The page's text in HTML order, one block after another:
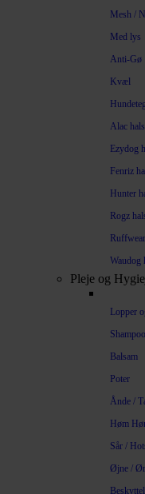
Mesh /
Med lys
Anti-Gø
Kvæl
Alac
Ezydog
Fenriz
Hunter
Rogz
Waudog
Pleje og
Lopper
Shampoo
Balsam
Poter
Ånde /
Høm
Sår /
Øjne /